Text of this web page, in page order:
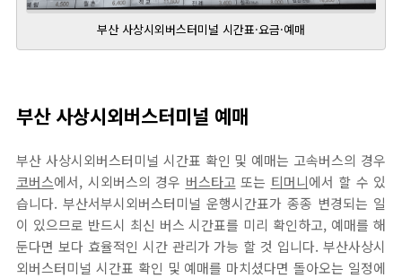
부산 사상시외버스터미널 시간표·요금·예매
부산 사상시외버스터미널 예매
부산 사상시외버스터미널 시간표 확인 및 예매는 고속버스의 경우
코버스에서, 시외버스의 경우 버스타고또는 티머니에서 할 수 있
습니다. 부산서부시외버스터미널 운행시간표가 종종 변경되는 일
이 있으므로 반드시 최신 버스 시간표를 미리 확인하고, 예매를 해
둔다면 보다 효율적인 시간 관리가 가능 할 것 입니다. 부산사상시
외버스터미널 시간표 확인 및 예매를 마치셨다면 돌아오는 일정에